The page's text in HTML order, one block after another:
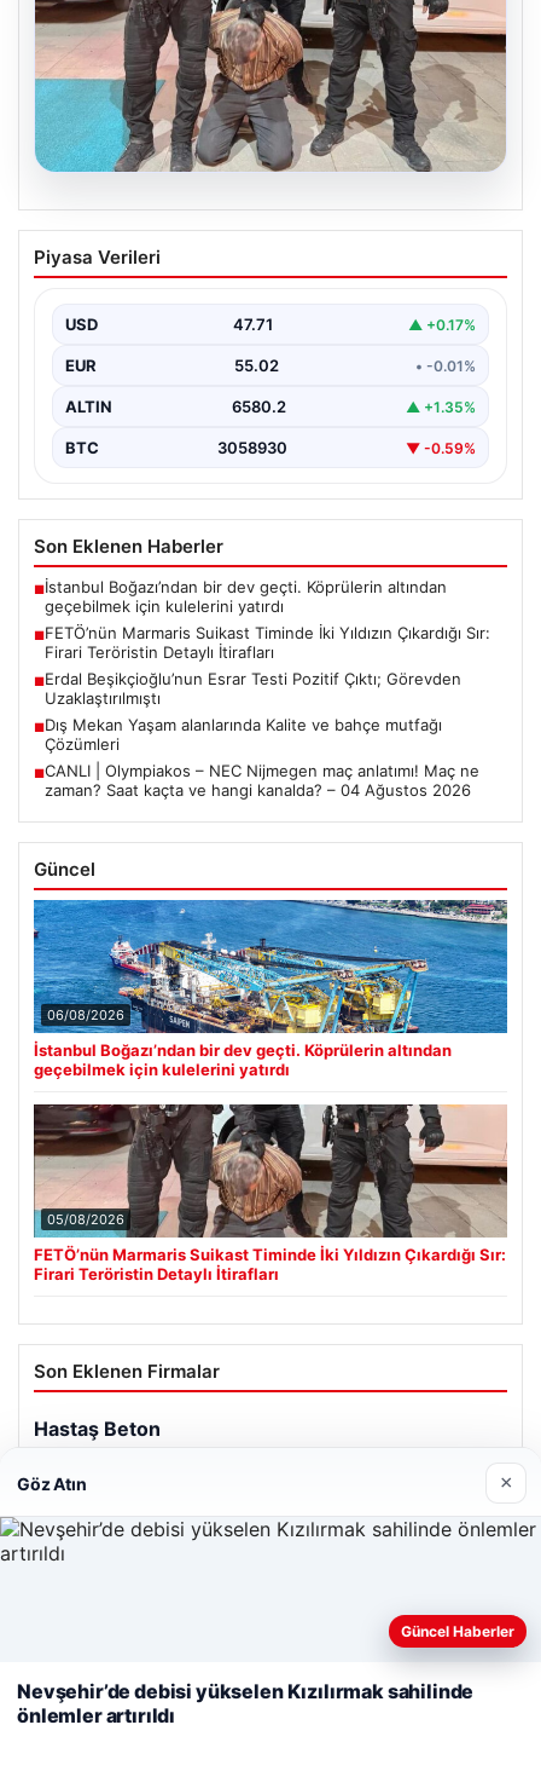
05.08.2026
FETÖ’nün Marmaris Suikast Timinde İki
Yıldızın Çıkardığı Sır: Firari Teröristin
15 Temmuz 2016 tarihinde gerçekleştirilen başarısız
girişimin…
Piyasa Verileri
USD 47.71 ▲ +0.17%
EUR 55.02 • -0.01%
ALTIN 6580.2 ▲ +1.35%
BTC 3058930 ▼ -0.59%
Son Eklenen Haberler
■İstanbul Boğazı’ndan bir dev geçti. Köprülerin altından
geçebilmek için kulelerini yatırdı
■FETÖ’nün Marmaris Suikast Timinde İki Yıldızın Çıkardığı Sır:
Firari Teröristin Detaylı İtirafları
■Erdal Beşikçioğlu’nun Esrar Testi Pozitif Çıktı; Görevden
Uzaklaştırılmıştı
■Dış Mekan Yaşam alanlarında Kalite ve bahçe mutfağı
Çözümleri
■CANLI | Olympiakos – NEC Nijmegen maç anlatımı! Maç ne
zaman? Saat kaçta ve hangi kanalda? – 04 Ağustos 2026
Güncel
06/08/2026
İstanbul Boğazı’ndan bir dev geçti. Köprülerin altından
geçebilmek için kulelerini yatırdı
05/08/2026
FETÖ’nün Marmaris Suikast Timinde İki Yıldızın Çıkardığı Sır:
Firari Teröristin Detaylı İtirafları
Son Eklenen Firmalar
Hastaş Beton
Web sitemizi nasıl kullandığınızı daha iyi anlayabilmek,
kullanıyoruz.
Çerez Politikamız
Reddet Kabul Et
Göz Atın ×
Güncel Haberler
Nevşehir’de debisi yükselen Kızılırmak sahilinde
önlemler artırıldı
Tercüme Bürosu|Malta Dil Okulu|lemagrup.com.tr
escort
escort
escort
escort
escort
escort
escort
escort
İzle